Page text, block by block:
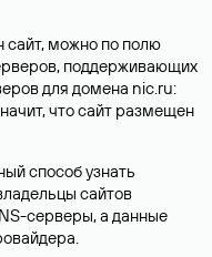
сайт, можно по полю
поддерживающих
для домена nic.ru:
что сайт размещен
способ узнать
сайтов
серверы, а данные